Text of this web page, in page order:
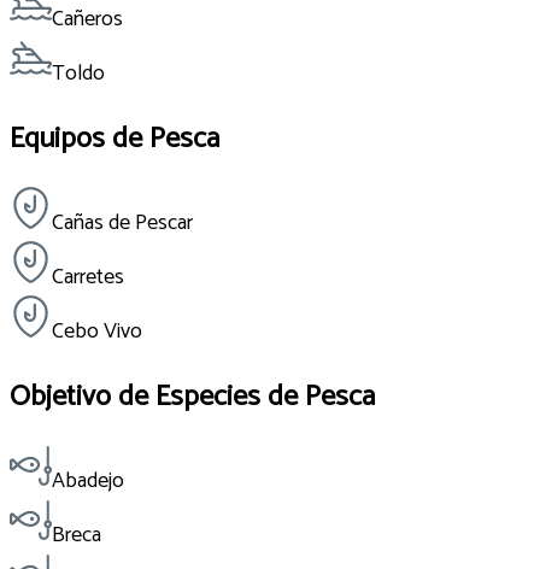
Cañeros
Toldo
Equipos de Pesca
Cañas de Pescar
Carretes
Cebo Vivo
Objetivo de Especies de Pesca
Abadejo
Breca